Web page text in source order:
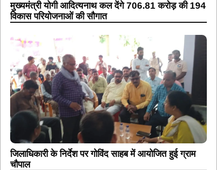
मुख्यमंत्री योगी आदित्यनाथ कल देंगे 706.81 करोड़ की 194
विकास परियोजनाओं की सौगात
जिलाधिकारी के निर्देश पर गोविंद साहब में आयोजित हुई ग्राम
चौपाल